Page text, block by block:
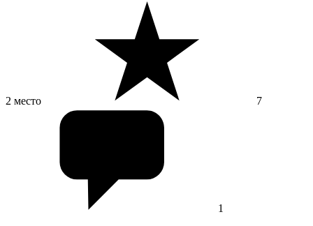
2 место 7
1